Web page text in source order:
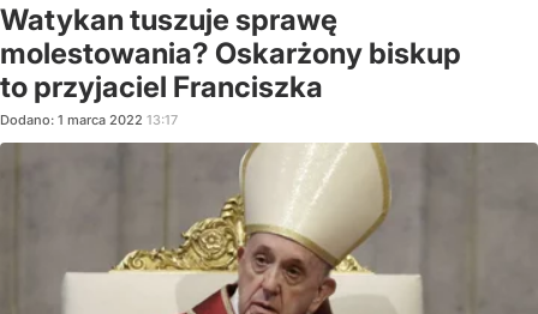
Watykan tuszuje sprawę
molestowania? Oskarżony biskup
to przyjaciel Franciszka
Dodano: 1 marca 2022 13:17